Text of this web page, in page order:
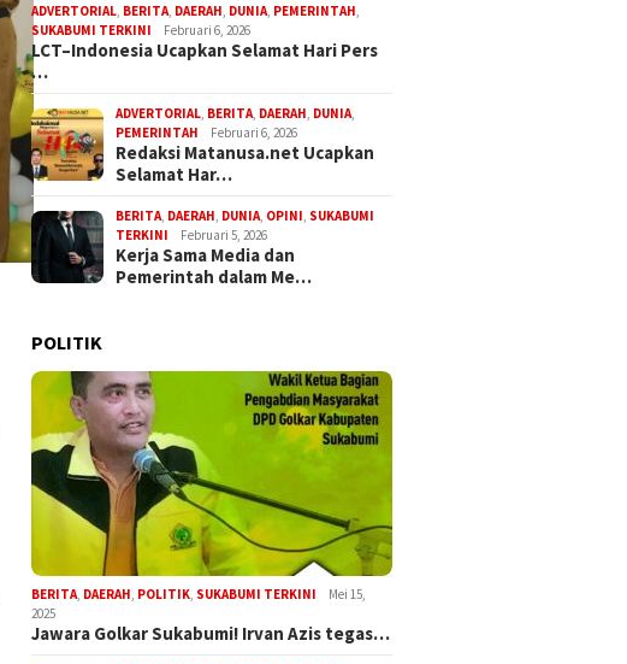
ADVERTORIAL BERITA DAERAH DUNIA PEMERINTAH
SUKABUMI TERKINI
Februari 6, 2026
LCT–Indonesia Ucapkan Selamat Hari Pers
…
ADVERTORIAL BERITA DAERAH DUNIA
PEMERINTAH
Februari 6, 2026
Redaksi Matanusa.net Ucapkan
Selamat Har…
BERITA DAERAH DUNIA OPINI SUKABUMI
TERKINI
Februari 5, 2026
Kerja Sama Media dan
Pemerintah dalam Me…
POLITIK
BERITA DAERAH POLITIK SUKABUMI TERKINI
Mei 15,
2025
Jawara Golkar Sukabumi! Irvan Azis tegas…